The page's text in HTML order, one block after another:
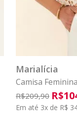
Marialícia
Camisa
Bege
R$209,90 R$
Em até 3x de R$